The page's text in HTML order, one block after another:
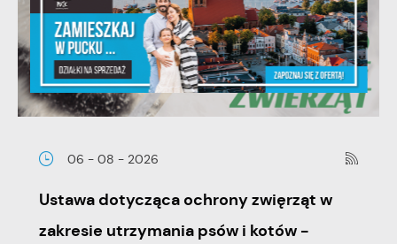
06 - 08 - 2026
Ustawa dotycząca ochrony zwięrząt w
zakresie utrzymania psów i kotów -